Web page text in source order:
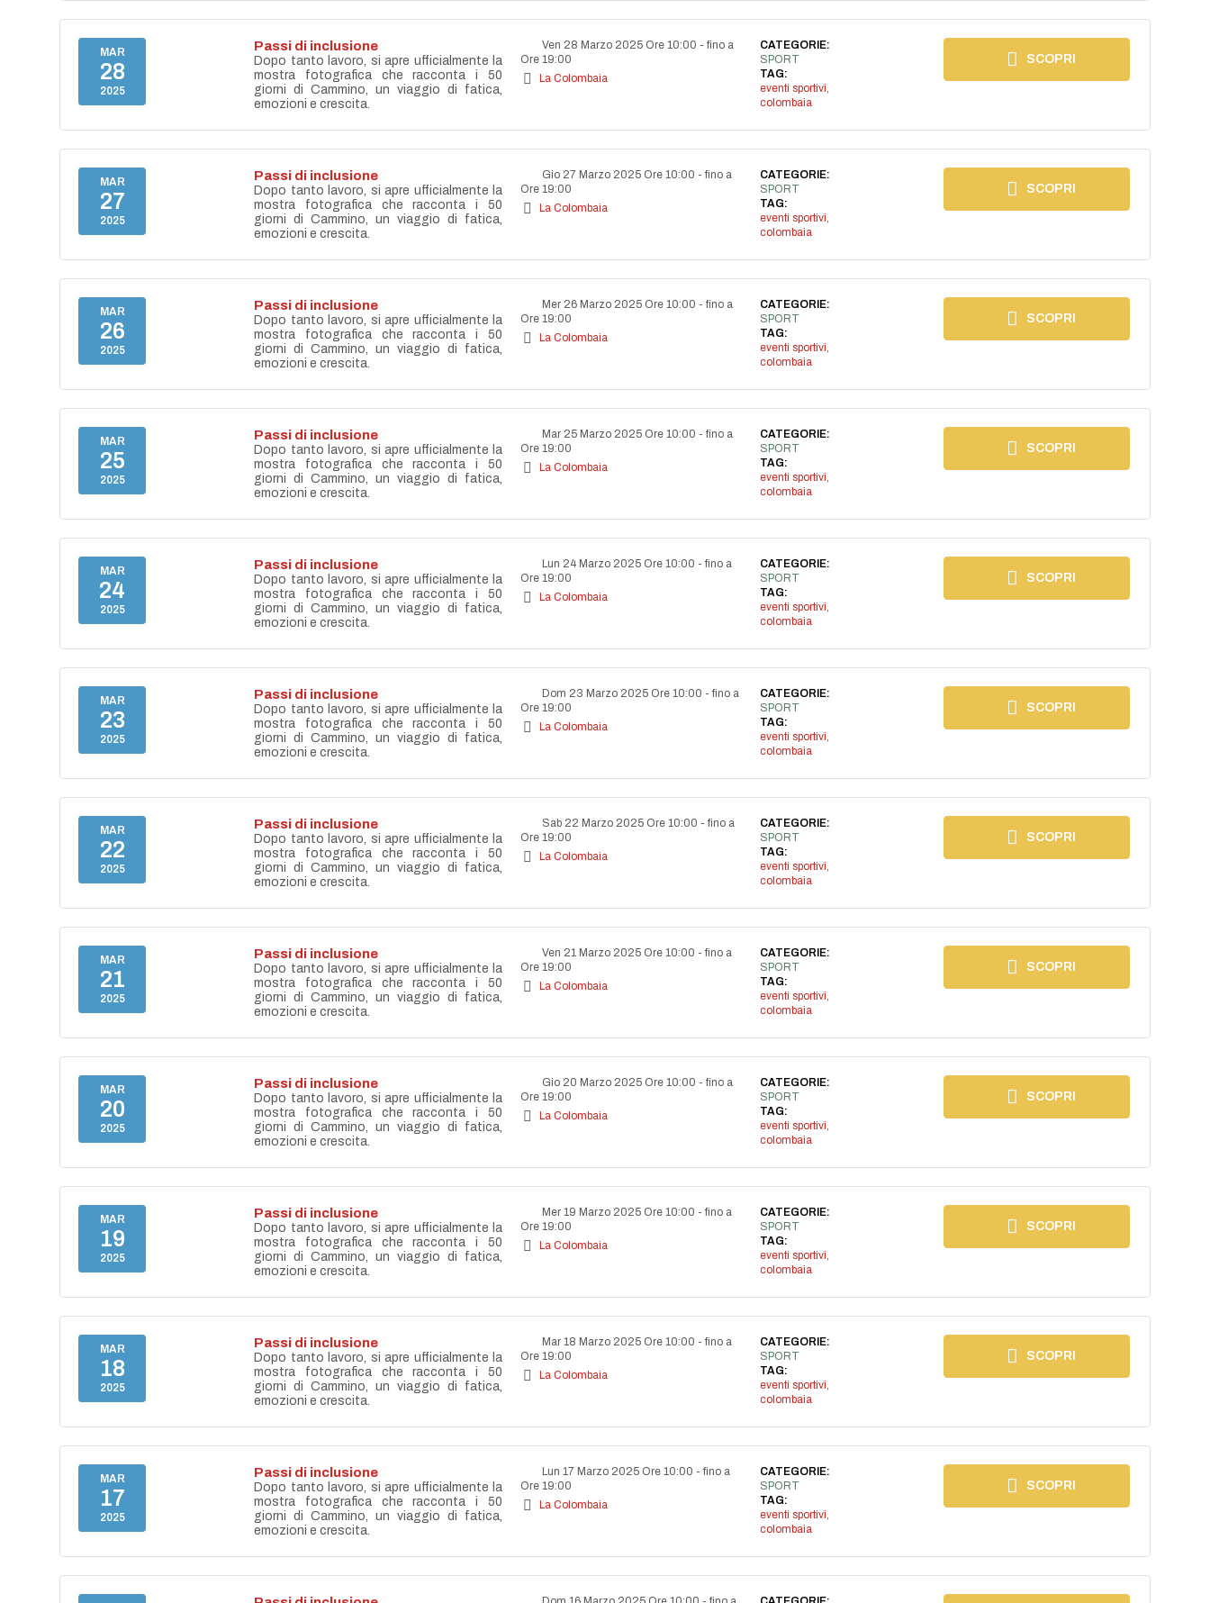
MAR
28
2025
Passi di inclusione
Dopo tanto lavoro, si apre ufficialmente la
mostra fotografica che racconta i 50
giorni di Cammino, un viaggio di fatica,
emozioni e crescita.
Ven 28 Marzo 2025 Ore 10:00 - fino a
Ore 19:00
La Colombaia
CATEGORIE:
SPORT
TAG:
eventi sportivi,
colombaia
SCOPRI
MAR
27
2025
Passi di inclusione
Dopo tanto lavoro, si apre ufficialmente la
mostra fotografica che racconta i 50
giorni di Cammino, un viaggio di fatica,
emozioni e crescita.
Gio 27 Marzo 2025 Ore 10:00 - fino a
Ore 19:00
La Colombaia
CATEGORIE:
SPORT
TAG:
eventi sportivi,
colombaia
SCOPRI
MAR
26
2025
Passi di inclusione
Dopo tanto lavoro, si apre ufficialmente la
mostra fotografica che racconta i 50
giorni di Cammino, un viaggio di fatica,
emozioni e crescita.
Mer 26 Marzo 2025 Ore 10:00 - fino a
Ore 19:00
La Colombaia
CATEGORIE:
SPORT
TAG:
eventi sportivi,
colombaia
SCOPRI
MAR
25
2025
Passi di inclusione
Dopo tanto lavoro, si apre ufficialmente la
mostra fotografica che racconta i 50
giorni di Cammino, un viaggio di fatica,
emozioni e crescita.
Mar 25 Marzo 2025 Ore 10:00 - fino a
Ore 19:00
La Colombaia
CATEGORIE:
SPORT
TAG:
eventi sportivi,
colombaia
SCOPRI
MAR
24
2025
Passi di inclusione
Dopo tanto lavoro, si apre ufficialmente la
mostra fotografica che racconta i 50
giorni di Cammino, un viaggio di fatica,
emozioni e crescita.
Lun 24 Marzo 2025 Ore 10:00 - fino a
Ore 19:00
La Colombaia
CATEGORIE:
SPORT
TAG:
eventi sportivi,
colombaia
SCOPRI
MAR
23
2025
Passi di inclusione
Dopo tanto lavoro, si apre ufficialmente la
mostra fotografica che racconta i 50
giorni di Cammino, un viaggio di fatica,
emozioni e crescita.
Dom 23 Marzo 2025 Ore 10:00 - fino a
Ore 19:00
La Colombaia
CATEGORIE:
SPORT
TAG:
eventi sportivi,
colombaia
SCOPRI
MAR
22
2025
Passi di inclusione
Dopo tanto lavoro, si apre ufficialmente la
mostra fotografica che racconta i 50
giorni di Cammino, un viaggio di fatica,
emozioni e crescita.
Sab 22 Marzo 2025 Ore 10:00 - fino a
Ore 19:00
La Colombaia
CATEGORIE:
SPORT
TAG:
eventi sportivi,
colombaia
SCOPRI
MAR
21
2025
Passi di inclusione
Dopo tanto lavoro, si apre ufficialmente la
mostra fotografica che racconta i 50
giorni di Cammino, un viaggio di fatica,
emozioni e crescita.
Ven 21 Marzo 2025 Ore 10:00 - fino a
Ore 19:00
La Colombaia
CATEGORIE:
SPORT
TAG:
eventi sportivi,
colombaia
SCOPRI
MAR
20
2025
Passi di inclusione
Dopo tanto lavoro, si apre ufficialmente la
mostra fotografica che racconta i 50
giorni di Cammino, un viaggio di fatica,
emozioni e crescita.
Gio 20 Marzo 2025 Ore 10:00 - fino a
Ore 19:00
La Colombaia
CATEGORIE:
SPORT
TAG:
eventi sportivi,
colombaia
SCOPRI
MAR
19
2025
Passi di inclusione
Dopo tanto lavoro, si apre ufficialmente la
mostra fotografica che racconta i 50
giorni di Cammino, un viaggio di fatica,
emozioni e crescita.
Mer 19 Marzo 2025 Ore 10:00 - fino a
Ore 19:00
La Colombaia
CATEGORIE:
SPORT
TAG:
eventi sportivi,
colombaia
SCOPRI
MAR
18
2025
Passi di inclusione
Dopo tanto lavoro, si apre ufficialmente la
mostra fotografica che racconta i 50
giorni di Cammino, un viaggio di fatica,
emozioni e crescita.
Mar 18 Marzo 2025 Ore 10:00 - fino a
Ore 19:00
La Colombaia
CATEGORIE:
SPORT
TAG:
eventi sportivi,
colombaia
SCOPRI
MAR
17
2025
Passi di inclusione
Dopo tanto lavoro, si apre ufficialmente la
mostra fotografica che racconta i 50
giorni di Cammino, un viaggio di fatica,
emozioni e crescita.
Lun 17 Marzo 2025 Ore 10:00 - fino a
Ore 19:00
La Colombaia
CATEGORIE:
SPORT
TAG:
eventi sportivi,
colombaia
SCOPRI